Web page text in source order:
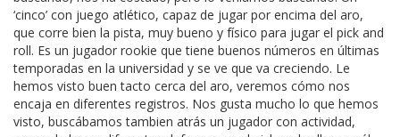
‘cinco’ con juego atlético, capaz de jugar por encima del aro,
que corre bien la pista, muy bueno y físico para jugar el pick and
roll. Es un jugador rookie que tiene buenos números en últimas
temporadas en la universidad y se ve que va creciendo. Le
hemos visto buen tacto cerca del aro, veremos cómo nos
encaja en diferentes registros. Nos gusta mucho lo que hemos
visto, buscábamos tambien atrás un jugador con actividad,